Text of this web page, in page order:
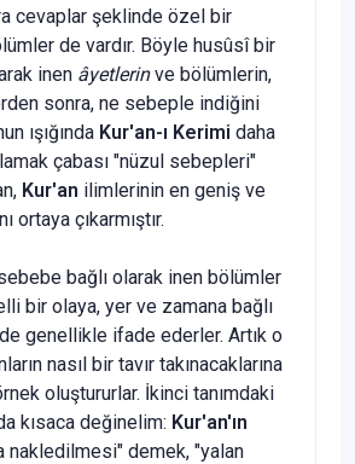
cevaplar şeklinde özel bir
de vardır. Böyle husûsî bir
inen âyetlerinve bölümlerin,
sonra, ne sebeple indiğini
ışığında Kur'an-ı Ke­rimi daha
çabası "nüzul sebepleri"
Kur'an ilimlerinin en geniş ve
ortaya çıkarmıştır.
bağlı olarak inen bölümler
bir olaya, yer ve zamana bağlı
genellikle ifade ederler. Artık o
nasıl bir tavır takınacaklarına
oluştururlar. İkinci tanımdaki
kısaca değinelim: Kur'an'ın
nakledilmesi" demek, "yalan